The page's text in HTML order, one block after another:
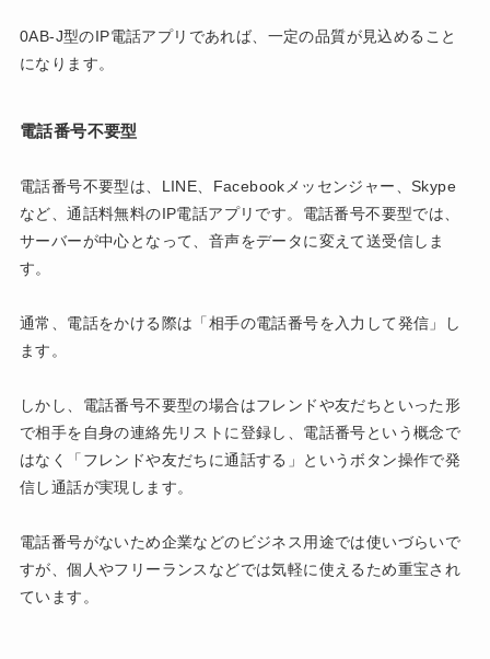
0AB-J型のIP電話アプリであれば、一定の品質が見込めること
になります。
電話番号不要型
電話番号不要型は、LINE、Facebookメッセンジャー、Skype
など、通話料無料のIP電話アプリです。電話番号不要型では、
サーバーが中心となって、音声をデータに変えて送受信しま
す。
通常、電話をかける際は「相手の電話番号を入力して発信」し
ます。
しかし、電話番号不要型の場合はフレンドや友だちといった形
で相手を自身の連絡先リストに登録し、電話番号という概念で
はなく「フレンドや友だちに通話する」というボタン操作で発
信し通話が実現します。
電話番号がないため企業などのビジネス用途では使いづらいで
すが、個人やフリーランスなどでは気軽に使えるため重宝され
ています。